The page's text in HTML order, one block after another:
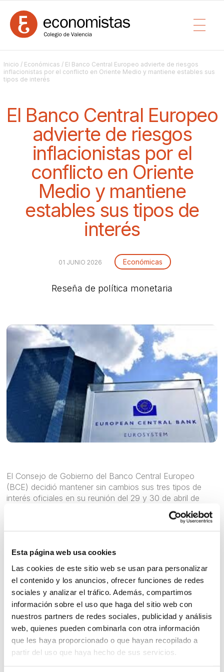
Esta página web usa cookies
Las cookies de este sitio web se usan para personalizar
el contenido y los anuncios, ofrecer funciones de redes
sociales y analizar el tráfico. Además, compartimos
información sobre el uso que haga del sitio web con
nuestros partners de redes sociales, publicidad y análisis
web, quienes pueden combinarla con otra información
que les haya proporcionado o que hayan recopilado a
partir del uso que haya hecho de sus servicios.
Inicio / Económicas / El Banco Central Europeo advierte de riesgos
inflacionistas por el conflicto en Oriente Medio y mantiene estables sus
tipos de interés
El Banco Central Europeo
advierte de riesgos
inflacionistas por el
conflicto en Oriente
Medio y mantiene
estables sus tipos de
interés
01 JUNIO 2026 Económicas
Reseña de política monetaria
El Consejo de Gobierno del Banco Central Europeo
(BCE) decidió mantener sin cambios sus tres tipos de
interés oficiales en su reunión del 29 y 30 de abril de
2026. Las actas, disponibles en la web del Banco de
España (en inglés) desde el 28 de mayo, reflejan que la
evolución de los mercados sigue condicionada por las
de la energía y la volatilidad. Aunque la inflación general
subió al 3,0 % en abril por el crudo, la subyacente
apenas varió y las expectativas a largo plazo siguen
ancladas en el 2 %. No obstante, los riesgos al alza para
los precios se han intensificado por la persistencia de
este choque energético.
Ante esta incertidumbre, el BCE mantendrá un enfoque
prudente basado en la dependencia de los datos y en el
análisis reunión por reunión, sin compromisos previos. El
organismo afronta un dilema, ya que el encarecimiento